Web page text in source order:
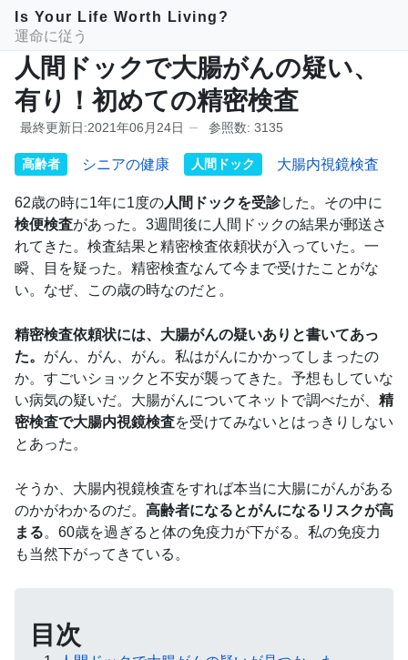
Is Your Life Worth Living?
運命に従う
人間ドックで大腸がんの疑い、
有り！初めての精密検査
最終更新日:2021年06月24日 参照数: 3135
高齢者 シニアの健康 人間ドック 大腸内視鏡検査
62歳の時に1年に1度の人間ドックを受診した。その中に
検便検査があった。3週間後に人間ドックの結果が郵送さ
れてきた。検査結果と精密検査依頼状が入っていた。一
瞬、目を疑った。精密検査なんて今まで受けたことがな
い。なぜ、この歳の時なのだと。
精密検査依頼状には、大腸がんの疑いありと書いてあっ
た。 がん、がん、がん。私はがんにかかってしまったの
か。すごいショックと不安が襲ってきた。予想もしていな
い病気の疑いだ。大腸がんについてネットで調べたが、 精
密検査で大腸内視鏡検査を受けてみないとはっきりしない
とあった。
そうか、大腸内視鏡検査をすれば本当に大腸にがんがある
のかがわかるのだ。 高齢者になるとがんになるリスクが高
まる。60歳を過ぎると体の免疫力が下がる。私の免疫力
も当然下がってきている。
目次